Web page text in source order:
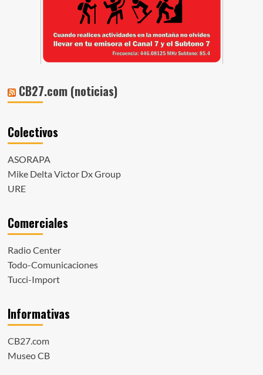
CB27.com (noticias)
Colectivos
ASORAPA
Mike Delta Victor Dx Group
URE
Comerciales
Radio Center
Todo-Comunicaciones
Tucci-Import
Informativas
CB27.com
Museo CB